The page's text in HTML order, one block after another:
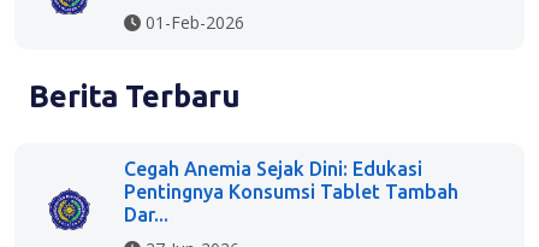
01-Feb-2026
Berita Terbaru
Cegah Anemia Sejak Dini: Edukasi
Pentingnya Konsumsi Tablet Tambah
Dar...